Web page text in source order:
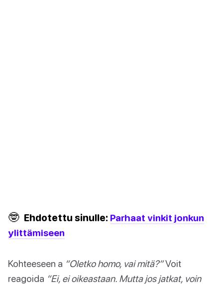
🤓 Ehdotettu sinulle: Parhaat vinkit jonkun
ylittämiseen
Kohteeseen a “Oletko homo, vai mitä?”Voit
reagoida “Ei, ei oikeastaan. Mutta jos jatkat, voin